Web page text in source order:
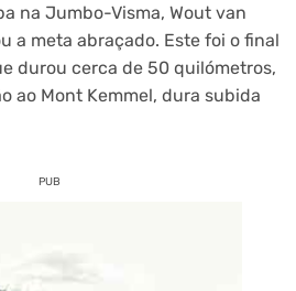
na Jumbo-Visma, Wout van
a meta abraçado. Este foi o final
durou cerca de 50 quilómetros,
ao Mont Kemmel, dura subida
PUB